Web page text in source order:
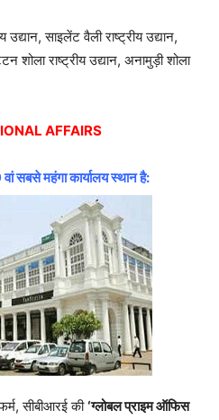
उद्यान, साइलेंट वैली राष्ट्रीय उद्यान,
शोला राष्ट्रीय उद्यान, अनामुड़ी शोला
AFFAIRS
सबसे महंगा कार्यालय स्थान है:
सीबीआरई की‘ग्लोबल प्राइम ऑफिस